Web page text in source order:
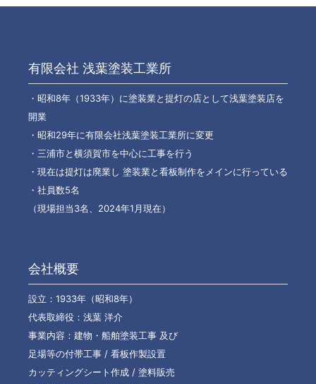
有限会社 浅葉塗装工業所
・昭和8年（1933年）に塗装業と提灯の店として浅葉塗装店を
開業
・昭和29年に有限会社浅葉塗装工業所に変更
・三浦市と横須賀市を中心に工事を行う
・現在は提灯は廃業し 塗装業と看板制作をメインに行っている
・社員数5名
（現場担当3名、2024年1月現在）
会社概要
設立：1933年（昭和8年）
代表取締役：浅葉 洋介
事業内容：建物・船舶塗装工事 及び
足場等の付帯工事 / 看板作製設置
カッティングシート作成 / 塗料販売